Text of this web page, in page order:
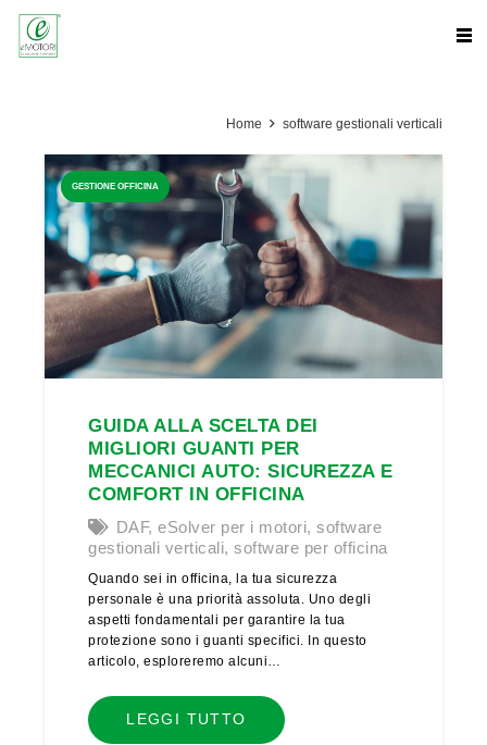
Home software gestionali verticali
GESTIONE OFFICINA
GUIDA ALLA SCELTA DEI
MIGLIORI GUANTI PER
MECCANICI AUTO: SICUREZZA E
COMFORT IN OFFICINA
DAF,eSolver per i motori,software
gestionali verticali,software per officina
Quando sei in officina, la tua sicurezza
personale è una priorità assoluta. Uno degli
aspetti fondamentali per garantire la tua
protezione sono i guanti specifici. In questo
articolo, esploreremo alcuni…
LEGGI TUTTO